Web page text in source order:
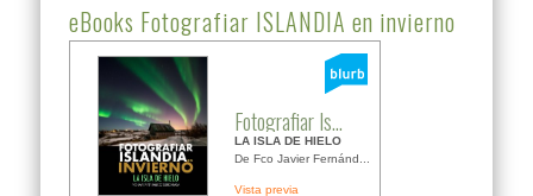
eBooks Fotografiar ISLANDIA en invierno
Fotografiar Is...
LA ISLA DE HIELO
De Fco Javier Fernánd...
Vista previa